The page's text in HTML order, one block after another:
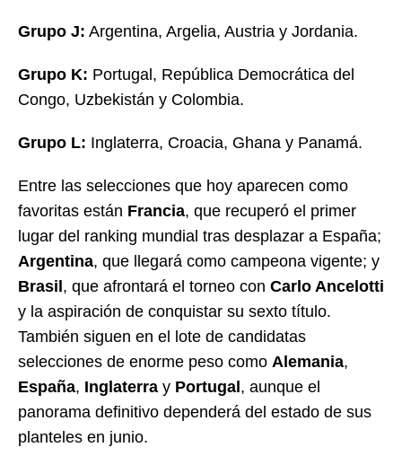
Grupo J: Argentina, Argelia, Austria y Jordania.
Grupo K: Portugal, República Democrática del
Congo, Uzbekistán y Colombia.
Grupo L: Inglaterra, Croacia, Ghana y Panamá.
Entre las selecciones que hoy aparecen como
favoritas están Francia, que recuperó el primer
lugar del ranking mundial tras desplazar a España;
Argentina, que llegará como campeona vigente; y
Brasil , que afrontará el torneo con Carlo Ancelotti
y la aspiración de conquistar su sexto título.
También siguen en el lote de candidatas
selecciones de enorme peso como Alemania,
España, Inglaterra y Portugal , aunque el
panorama definitivo dependerá del estado de sus
planteles en junio.